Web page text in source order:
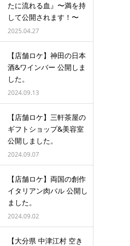
たに流れる血』〜満を持
して公開されます！〜
2025.04.27
【店舗ロケ】神田の日本
酒&ワインバー 公開しま
した。
2024.09.13
【店舗ロケ】三軒茶屋の
ギフトショップ&美容室
公開しました。
2024.09.07
【店舗ロケ】両国の創作
イタリアン肉バル 公開し
ました。
2024.09.02
【大分県 中津江村 空き